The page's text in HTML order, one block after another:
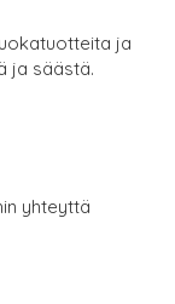
ja
ja säästä.
yhteyttä